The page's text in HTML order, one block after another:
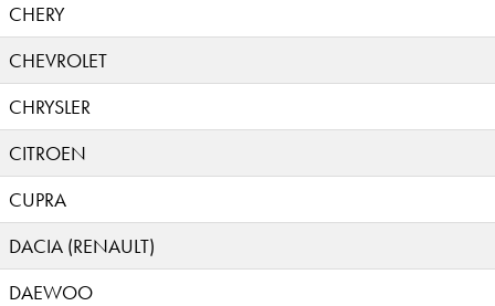
CHERY
CHEVROLET
CHRYSLER
CITROEN
CUPRA
DACIA (RENAULT)
DAEWOO